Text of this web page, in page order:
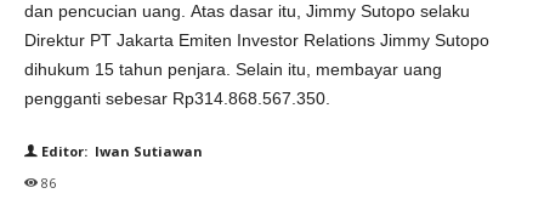
dan pencucian uang. Atas dasar itu, Jimmy Sutopo selaku
Direktur PT Jakarta Emiten Investor Relations Jimmy Sutopo
dihukum 15 tahun penjara. Selain itu, membayar uang
pengganti sebesar Rp314.868.567.350.
Editor: Iwan Sutiawan
86